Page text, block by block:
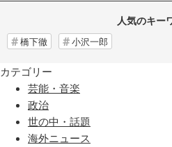
人気のキー
橋下徹 小沢一郎
カテゴリー
芸能・音楽
政治
世の中・話題
海外ニュース